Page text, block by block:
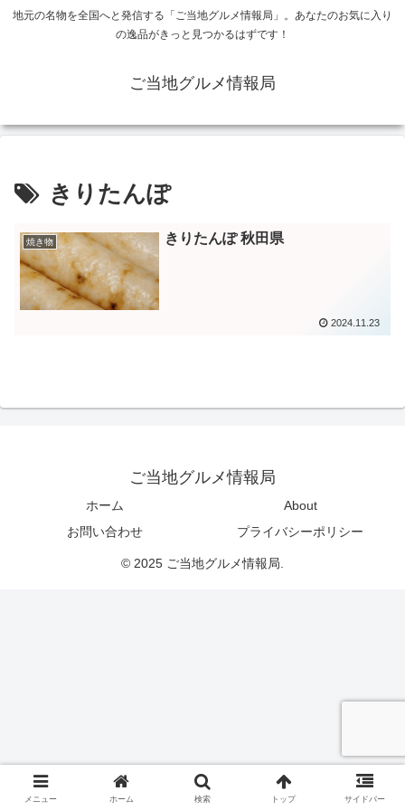
地元の名物を全国へと発信する「ご当地グルメ情報局」。あなたのお気に入り
の逸品がきっと見つかるはずです！
ご当地グルメ情報局
きりたんぽ
焼き物 きりたんぽ 秋田県
2024.11.23
ご当地グルメ情報局
ホーム
About
お問い合わせ
プライバシーポリシー
© 2025 ご当地グルメ情報局.
メニュー ホーム 検索 トップ サイドバー